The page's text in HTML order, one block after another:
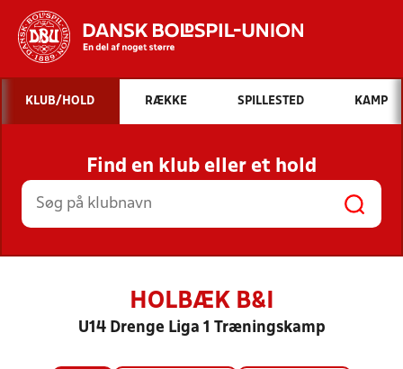
Hvad vil du søge efter?
INDHOLD OG NYHEDER
STILLINGER, RESULTATER, KLUBBER OG
HOLD
KLUB/HOLD RÆKKE SPILLESTED KAMP
Find en klub eller et hold
HOLBÆK B&I
U14 Drenge Liga 1 Træningskamp